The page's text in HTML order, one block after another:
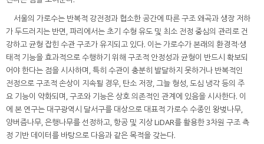
서울의 가로수는 반복적 강전정과 협소한 공간에 따른 구조 왜곡과 생장 저하
가 두드러지는 반면, 파리에서는 초기 수형 유도 및 최소 전정 중심의 관리로 건
강하고 균형 잡힌 수관 구조가 유지되고 있다. 이는 가로수가 본래의 환경적·생
태적 기능을 효과적으로 수행하기 위해 구조적 안정성과 균형이 반드시 확보되
어야 한다는 점을 시사하며, 특히 수관이 충분히 발달하지 못하거나 반복적인
전정으로 구조적 손상이 지속될 경우, 탄소 저장, 그늘 형성, 도심 냉각 등의 주
요 기능이 약화되며, 구조와 기능은 상호 의존적인 관계에 있음을 시사한다. 이
에 본 연구는 대구광역시 달서구를 대상으로 대표적 가로수 수종인 왕벚나무,
양버즘나무, 은행나무를 선정하고, 항공 및 지상 LiDAR를 활용한 3차원 구조 측
정 기반 데이터를 바탕으로 다음과 같은 목적을 갖는다.